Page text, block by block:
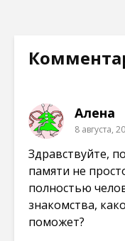
Алена
8 августа,
Здравствуйте,
памяти не
полностью
знакомства,
поможет?